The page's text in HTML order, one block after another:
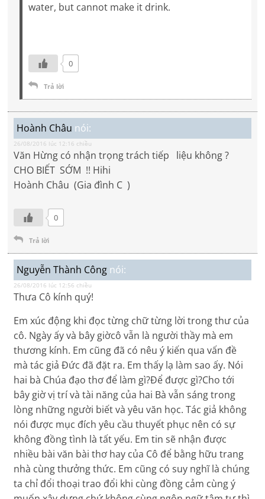
water, but cannot make it drink.
0
Trả lời
Hoành Châu nói:
26/08/2016 lúc 12:16 chiều
Văn Hừng có nhận trọng trách tiếp liệu không ?
CHO BIẾT SỚM !! Hihi
Hoành Châu (Gia đình C )
0
Trả lời
Nguyễn Thành Công nói:
26/08/2016 lúc 12:56 chiều
Thưa Cô kính quý!
Em xúc động khi đọc từng chữ từng lời trong thư của
cô. Ngày ấy và bây giờcô vẫn là người thầy mà em
thương kính. Em cũng đã có nêu ý kiến qua vấn đề
mà tác giả Đức đã đặt ra. Em thấy lạ làm sao ấy. Nói
hai bà Chúa đạo thơ để làm gì?Để được gì?Cho tới
bây giờ vị trí và tài năng của hai Bà vẫn sáng trong
lòng những người biết và yêu văn học. Tác giả không
nói được mục đích yêu cầu thuyết phục nên có sự
không đồng tình là tất yếu. Em tin sẽ nhận được
nhiều bài văn bài thơ hay của Cô để bằng hữu trang
nhà cùng thưởng thức. Em cũng có suy nghĩ là chúng
ta chỉ đổi thoại trao đổi khi cùng đồng cảm cùng ý